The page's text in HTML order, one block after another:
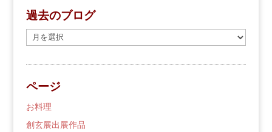
過去のブログ
去
の
ロ
グ
ページ
お料理
創玄展出展作品